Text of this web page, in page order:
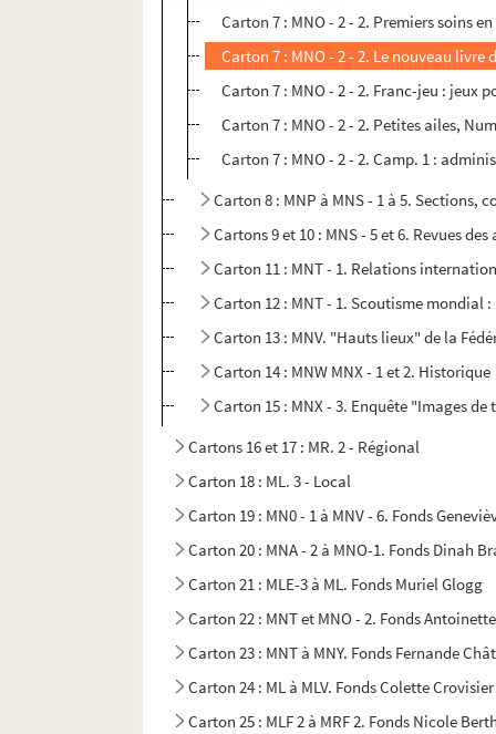
Carton 7 : MNO - 2 - 2. Premiers soins
Carton 7 : MNO - 2 - 2. Le nouveau
Carton 7 : MNO - 2 - 2. Franc-jeu : jeux
Carton 7 : MNO - 2 - 2. Petites ailes,
Carton 7 : MNO - 2 - 2. Camp. 1 :
Carton 8 : MNP à MNS - 1 à 5. Sections,
Cartons 9 et 10 : MNS - 5 et 6. Revues
Carton 11 : MNT - 1. Relations
Carton 12 : MNT - 1. Scoutisme mondial
Carton 13 : MNV. "Hauts lieux" de la
Carton 14 : MNW MNX - 1 et 2. Historique
Carton 15 : MNX - 3. Enquête "Images de
Cartons 16 et 17 : MR. 2 - Régional
Carton 18 : ML. 3 - Local
Carton 19 : MN0 - 1 à MNV - 6. Fonds
Carton 20 : MNA - 2 à MNO-1. Fonds Dinah
Carton 21 : MLE-3 à ML. Fonds Muriel Glogg
Carton 22 : MNT et MNO - 2. Fonds
Carton 23 : MNT à MNY. Fonds Fernande
Carton 24 : ML à MLV. Fonds Colette Crovisier
Carton 25 : MLF 2 à MRF 2. Fonds Nicole